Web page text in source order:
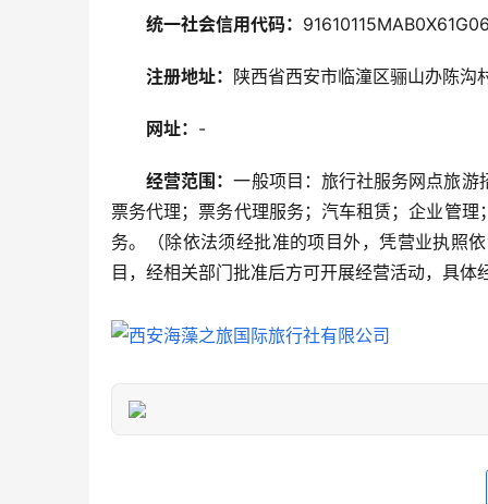
统一社会信用代码： 91610115MAB0X61G06
注册地址： 陕西省西安市临潼区骊山办陈沟
网址： -
经营范围：一般项目：旅行社服务网点旅
票务代理；票务代理服务；汽车租赁；企业管
务。（除依法须经批准的项目外，凭营业执照
目，经相关部门批准后方可开展经营活动，具体